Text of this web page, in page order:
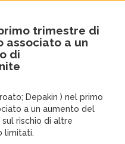
trimestre di
associato a un
di
Depakin ) nel primo
a un aumento del
sul rischio di altre
limitati.